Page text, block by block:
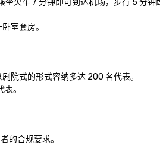
火车 7 分钟即可到达机场，步行 5 分钟
室套房。
院式的形式容纳多达 200 名代表。
。
的合规要求。